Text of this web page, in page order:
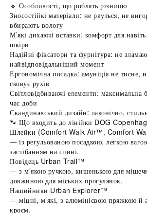
🔹 Особливості, що роблять різницю
Зносостійкі матеріали: не рвуться, не
вбирають вологу
М’які дихаючі вставки: комфорт для
шкіри
Надійні фіксатори та фурнітура: не
найвідповідальніший момент
Ергономічна посадка: амуніція не тисне,
сковує рухів
Світловідбиваючі елементи: максимальна
час доби
Скандинавський дизайн: лаконічно,
🐾 Що входить до лінійки DOG
Шлейки (Comfort Walk Air™, Comfort
— із регульованою посадкою, легкою
застібанням на спині.
Повідець Urban Trail™
— з м’якою ручкою, кишенькою для
довжиною для міських прогулянок.
Нашийники Urban Explorer™
— міцні, м’які, з алюмінієвою пряжкою й
кроєм.